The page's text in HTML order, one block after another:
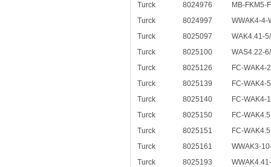
Turck
8024976
MB-FKM5-
Turck
8024997
WWAK4-4-
Turck
8025097
WAK4.41-
Turck
8025100
WAS4.22-
Turck
8025126
FC-WAK4-
Turck
8025139
FC-WAK4-
Turck
8025140
FC-WAK4-
Turck
8025150
FC-
Turck
8025151
FC-
Turck
8025161
WWAK3-
Turck
8025193